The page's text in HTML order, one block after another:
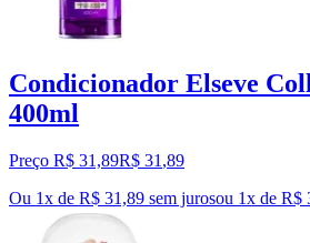
Condicionador Elseve
400ml
Preço R$ 31,89R$ 31 ,89
Ou 1x de R$ 31,89 sem jurosou 1x de R$